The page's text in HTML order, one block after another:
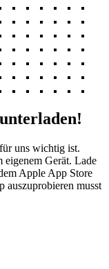
uns wichtig ist.
eigenem Gerät. Lade
Apple App Store
auszuprobieren musst